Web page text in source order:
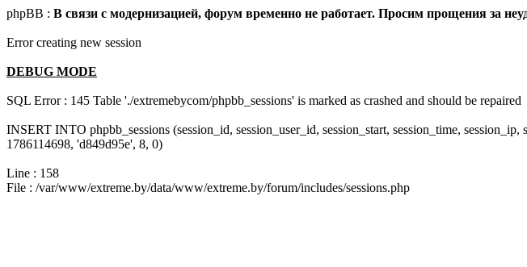
phpBB : В связи с модернизацией, форум временно не работает. Просим прощения за
Error creating new session
DEBUG MODE
SQL Error : 145 Table './extremebycom/phpbb_sessions' is marked as crashed and should be repaired
INSERT INTO phpbb_sessions (session_id, session_user_id, session_start, session_time,
1786114698, 'd849d95e', 8, 0)
Line : 158
File : /var/www/extreme.by/data/www/extreme.by/forum/includes/sessions.php